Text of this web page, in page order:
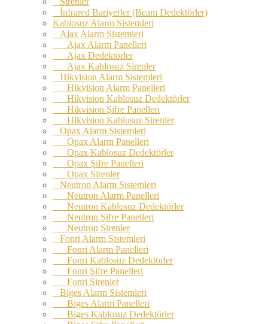
İnfrared Bariyerler (Beam Dedektörler)
Kablosuz Alarm Sistemleri
Ajax Alarm Sistemleri
Ajax Alarm Panelleri
Ajax Dedektörler
Ajax Kablosuz Sirenler
Hikvision Alarm Sistemleri
Hikvision Alarm Panelleri
Hikvision Kablosuz Dedektörler
Hikvision Şifre Panelleri
Hikvision Kablosuz Sirenler
Opax Alarm Sistemleri
Opax Alarm Panelleri
Opax Kablosuz Dedektörler
Opax Şifre Panelleri
Opax Sirenler
Neutron Alarm Sistemleri
Neutron Alarm Panelleri
Neutron Kablosuz Dedektörler
Neutron Şifre Panelleri
Neutron Sirenler
Fonri Alarm Sistemleri
Fonri Alarm Panelleri
Fonri Kablosuz Dedektörler
Fonri Şifre Panelleri
Fonri Sirenler
Biges Alarm Sistemleri
Biges Alarm Panelleri
Biges Kablosuz Dedektörler